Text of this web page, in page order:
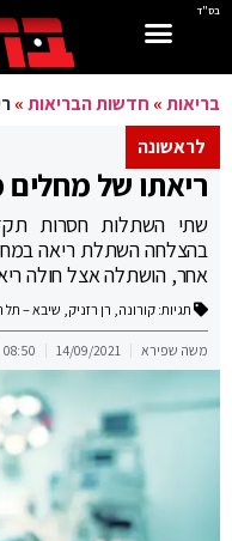
בס"ד
בריאות» חדשות הבריאות»
לראשונה
ריאתו של מחלים
שתי השתלות חסרות
בהצלחה השתלת ריאה
אחר, הושתלה אצל חולה
תגיות: קורונה, רן רזניק, שיבא – תל
משה שפירא 14/09/2021
08:50